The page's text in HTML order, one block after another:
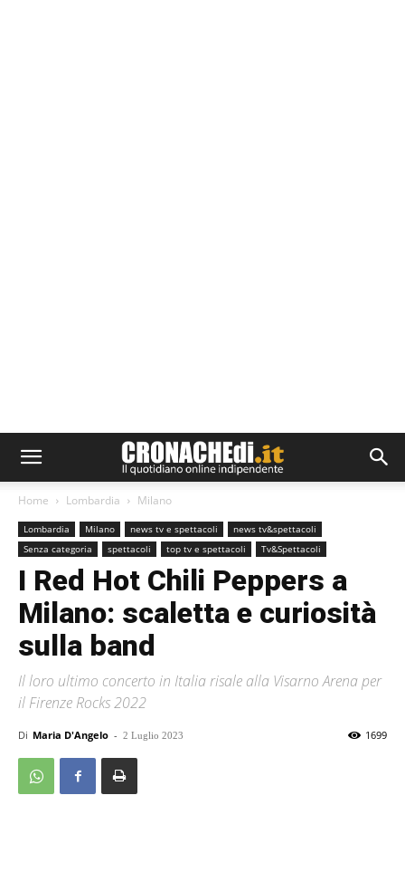
Home Lombardia Milano
Lombardia Milano news tv e spettacoli
news tv&spettacoli
Senza categoria
spettacoli top tv e spettacoli Tv&Spettacoli
I Red Hot Chili Peppers a
Milano: scaletta e curiosità
sulla band
Il loro ultimo concerto in Italia risale alla Visarno Arena per
il Firenze Rocks 2022
Di Maria D'Angelo - 2 Luglio 2023 1699